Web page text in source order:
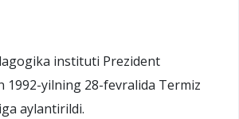
instituti Prezident
1992-yilning 28-fevralida Termiz
aylantirildi.